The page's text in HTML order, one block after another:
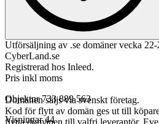
Utförsäljning av .se domäner vecka 22-
CyberLand.se
Registrerad hos Inleed.
Pris inkl moms
Domänen säljs via svenskt företag.
Kod för flytt av domän ges ut till
flytta domänen till valfri leverantör.
Objektnr 733 889 563
Visningar 44